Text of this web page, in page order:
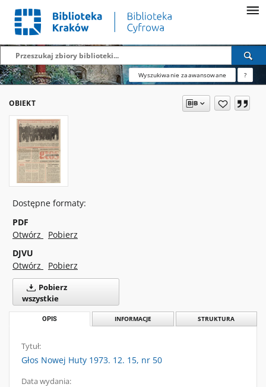
Wyszukiwanie zaawansowane ?
OBIEKT
Dostępne formaty:
PDF
Otwórz
Pobierz
DJVU
Otwórz
Pobierz
Pobierz
wszystkie
OPIS INFORMACJE STRUKTURA
Tytuł:
Głos Nowej Huty 1973. 12. 15, nr 50
Data wydania: